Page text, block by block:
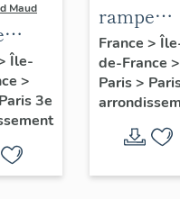
Maud
de
à
Île-
>
Paris 3e
rampe
d'appui,
escalier
la
cochère
France >
de-France >
Paris>